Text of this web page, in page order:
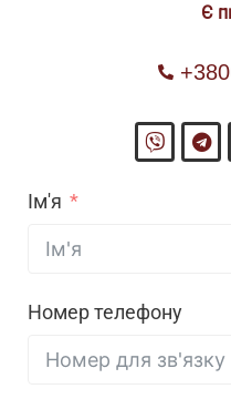
Є
Ім'я
Номер телефону